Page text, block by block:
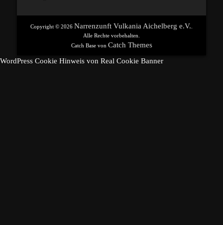
Copyright © 2026 Narrenzunft Vulkania Aichelberg e.V.
Alle Rechte vorbehalten.
Catch Base von Catch Themes
WordPress Cookie Hinweis von Real Cookie Banner